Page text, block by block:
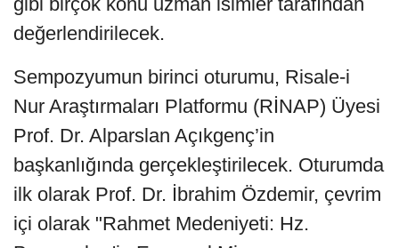
değerlendirilecek.
Sempozyumun birinci oturumu, Risale-i
Nur Araştırmaları Platformu (RİNAP) Üyesi
Prof. Dr. Alparslan Açıkgenç’in
başkanlığında gerçekleştirilecek. Oturumda
ilk olarak Prof. Dr. İbrahim Özdemir, çevrim
içi olarak "Rahmet Medeniyeti: Hz.